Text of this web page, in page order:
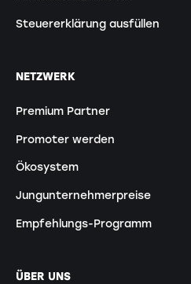
Steuererklärung ausfüllen
NETZWERK
Premium Partner
Promoter werden
Ökosystem
Jungunternehmerpreise
Empfehlungs-Programm
ÜBER UNS